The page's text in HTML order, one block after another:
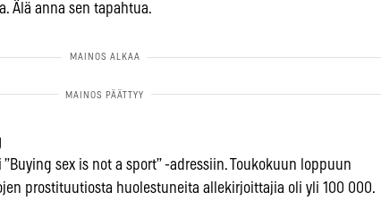
Älä anna sen tapahtua.
sex is not a sport” -adressiin. Toukokuun loppuun
prostituutiosta huolestuneita allekirjoittajia oli yli 100 000.